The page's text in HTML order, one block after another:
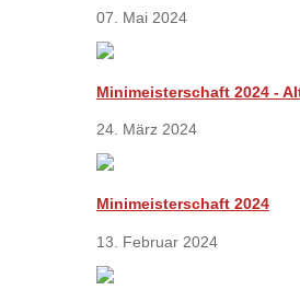
07. Mai 2024
Minimeisterschaft 2024 -
24. März 2024
Minimeisterschaft 2024
13. Februar 2024